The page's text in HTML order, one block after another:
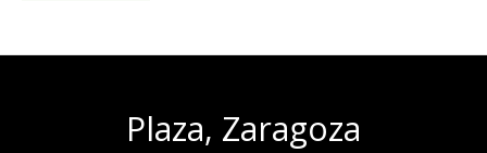
Plaza, Zaragoza